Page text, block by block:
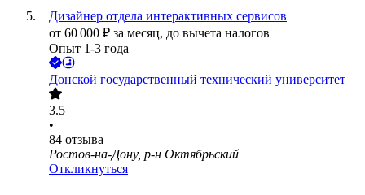
Дизайнер отдела интерактивных сервисов
от 60 000 ₽ за месяц, до вычета налогов
Опыт 1-3 года
Донской государственный технический университет
3.5
•
84 отзыва
Ростов-на-Дону, р-н Октябрьский
Откликнуться